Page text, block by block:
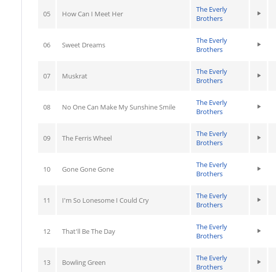
05 How Can I Meet Her
The Everly
Brothers
06 Sweet Dreams
The Everly
Brothers
07 Muskrat
The Everly
Brothers
08 No One Can Make My Sunshine Smile
The Everly
Brothers
09 The Ferris Wheel
The Everly
Brothers
10 Gone Gone Gone
The Everly
Brothers
11 I'm So Lonesome I Could Cry
The Everly
Brothers
12 That'll Be The Day
The Everly
Brothers
13 Bowling Green
The Everly
Brothers